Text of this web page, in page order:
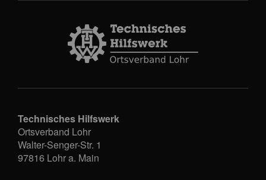
Technisches Hilfswerk
Ortsverband Lohr
Walter-Senger-Str. 1
97816 Lohr a. Main